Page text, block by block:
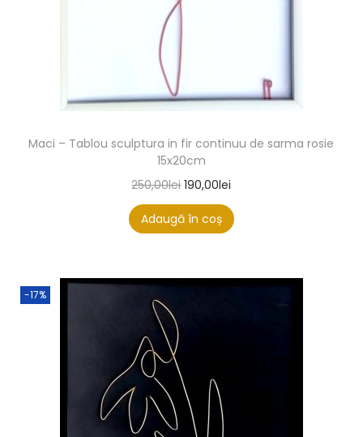
Maci – Tablou sculptura in fir continuu de sarma rosie
15x20cm
250,00lei 190,00lei
Adaugă în coș
-17%